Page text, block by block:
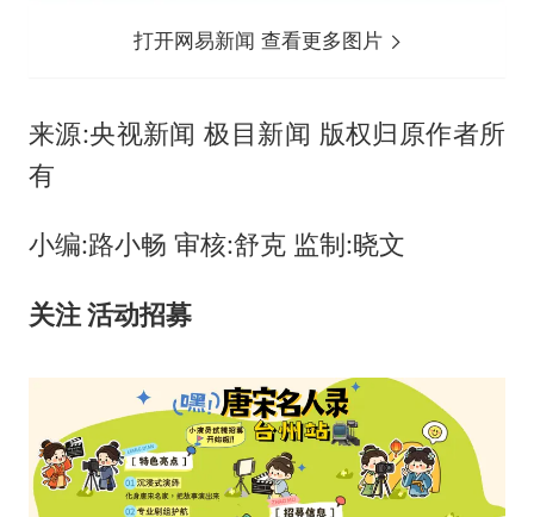
打开网易新闻 查看更多图片
来源:央视新闻 极目新闻 版权归原作者所
有
小编:路小畅 审核:舒克 监制:晓文
关注 活动招募